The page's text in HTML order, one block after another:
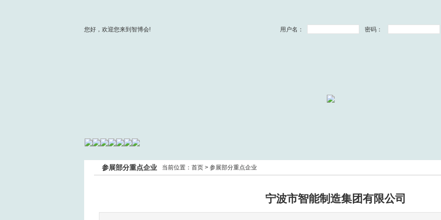
您好，欢迎您来到智博会! 用户名： 密码：
参展部分重点企业 当前位置： 首页> 参展部分重点企业
宁波市智能制造集团有限公司